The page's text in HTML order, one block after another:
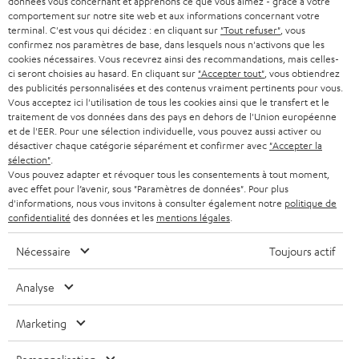
n
e
w
s
l
e
t
t
e
r
STEREO
SMART HOME
BLUETOOTH
CASQUES AUDIO
CASQUES BLUETOOTH AUDIO
SYSTEMES COMPLETS
ENCEINTES
ÉCOUTEURS INTRA-AURICULAIRES
FANSHOP
PRESSE
B2B
BLOG
NEWSLETTER
MAGASINS
AVANTAGES D’ACHAT
L’HISTOIRE DE TEUFEL
MANAGEMENT
DEVELOPPEMENT DURABLE
VALEURS
AUTRICHE
SUISSE
PAYS-BAS
BELGIQUE
FRANCE
ESPAGNE
Sous réserve de modifications techniques, de fautes de frappe et d’autres
erreurs. Les accessoires figurant sur l’image ne font pas partie du contenu de
comportement sur notre site web et aux informations concernant votre
terminal. C'est vous qui décidez : en cliquant sur "Tout refuser" , vous
confirmez nos paramètres de base, dans lesquels nous n'activons que les
cookies nécessaires. Vous recevrez ainsi des recommandations, mais celles-
ci seront choisies au hasard. En cliquant sur "Accepter tout" , vous obtiendrez
des publicités personnalisées et des contenus vraiment pertinents pour vous.
Vous acceptez ici l'utilisation de tous les cookies ainsi que le transfert et le
traitement de vos données dans des pays en dehors de l'Union européenne
et de l'EER. Pour une sélection individuelle, vous pouvez aussi activer ou
désactiver chaque catégorie séparément et confirmer avec "Accepter la
sélection"
Vous pouvez adapter et révoquer tous les consentements à tout moment,
avec effet pour l’avenir, sous "Paramètres de données". Pour plus
d'informations, nous vous invitons à consulter également notre politique de
confidentialité des données et les mentions légales
Nécessaire Toujours actif
Analyse
Marketing